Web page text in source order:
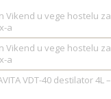
Vikend u vege hostelu za
a
Vikend u vege hostelu za
a
VDT-40 destilator 4L –